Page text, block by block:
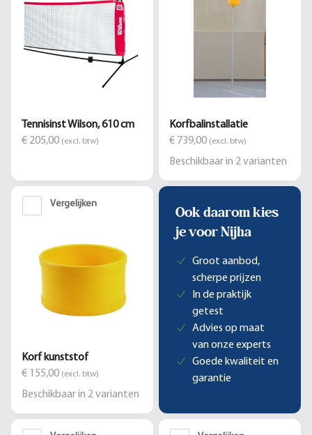
Tennisinst Wilson, 610 cm
€ 205,00 (excl. btw)
Korfbalinstallatie
€ 739,00 (excl. btw)
Beschikbaar in 2varianten
Vergelijken
Korf kunststof
€ 155,00 (excl. btw)
Beschikbaar in 2varianten
Ook daarom kies
je voor Nijha
Groot aanbod,
scherpe prijzen
In de praktijk
getest
Advies op maat
van onze experts
Goede kwaliteit en
garantie